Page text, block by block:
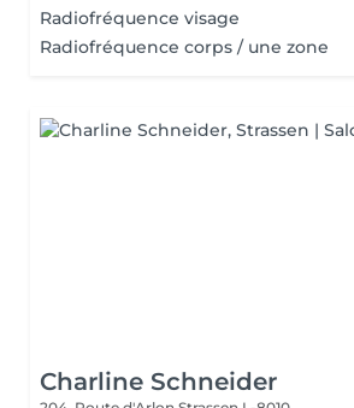
Radiofréquence visage
Radiofréquence corps / une zone
Charline Schneider